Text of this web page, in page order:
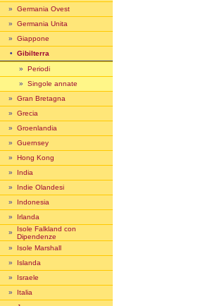
» Germania Ovest
» Germania Unita
» Giappone
• Gibilterra
» Periodi
» Singole annate
» Gran Bretagna
» Grecia
» Groenlandia
» Guernsey
» Hong Kong
» India
» Indie Olandesi
» Indonesia
» Irlanda
» Isole Falkland con
Dipendenze
» Isole Marshall
» Islanda
» Israele
» Italia